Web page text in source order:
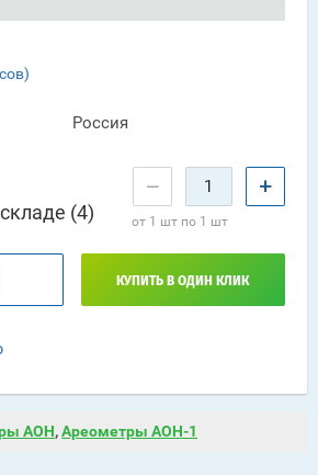
Россия
(4)
− +
от 1 шт по 1 шт
КУПИТЬ В ОДИН КЛИК
АОН,Ареометры АОН-1